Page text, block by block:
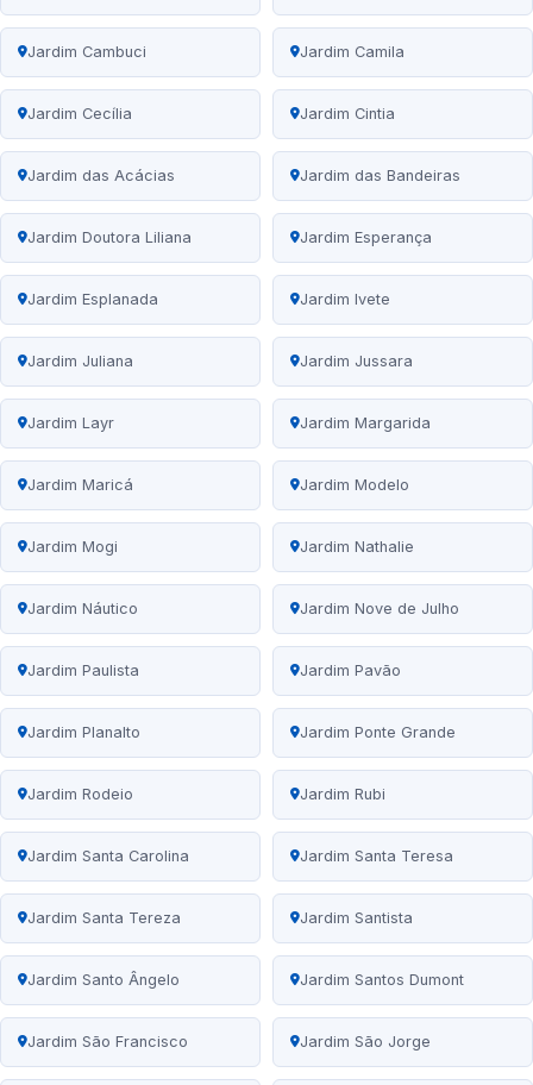
Jardim Cambuci Jardim Camila
Jardim Cecília Jardim Cintia
Jardim das Acácias Jardim das Bandeiras
Jardim Doutora Liliana Jardim Esperança
Jardim Esplanada Jardim Ivete
Jardim Juliana Jardim Jussara
Jardim Layr Jardim Margarida
Jardim Maricá Jardim Modelo
Jardim Mogi Jardim Nathalie
Jardim Náutico Jardim Nove de Julho
Jardim Paulista Jardim Pavão
Jardim Planalto Jardim Ponte Grande
Jardim Rodeio Jardim Rubi
Jardim Santa Carolina Jardim Santa Teresa
Jardim Santa Tereza Jardim Santista
Jardim Santo Ângelo Jardim Santos Dumont
Jardim São Francisco Jardim São Jorge